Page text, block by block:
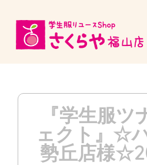
『学生服
ェクト』☆
勢丘店様